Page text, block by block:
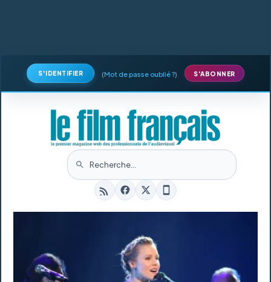
S'IDENTIFIER (Mot de passe oublié ?) S'ABONNER